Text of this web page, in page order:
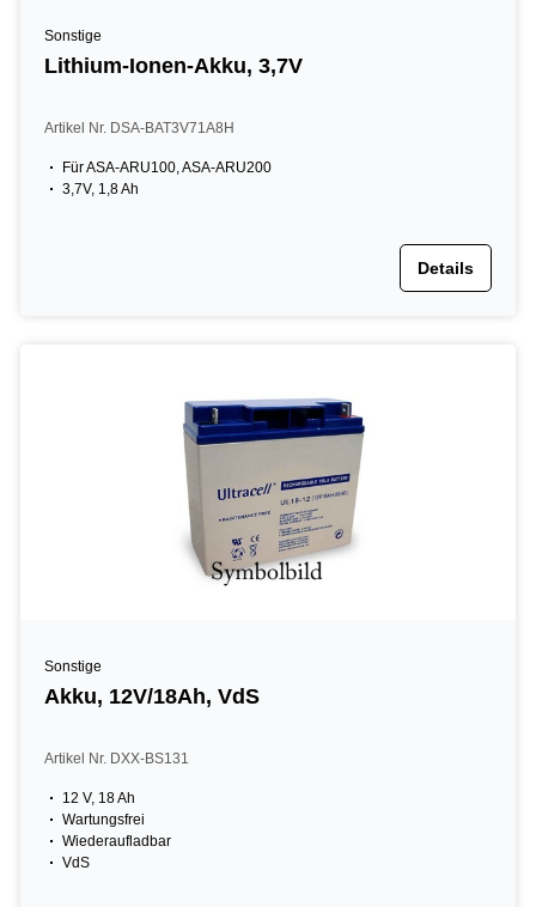
Sonstige
Lithium-Ionen-Akku, 3,7V
Artikel Nr. DSA-BAT3V71A8H
Für ASA-ARU100, ASA-ARU200
3,7V, 1,8 Ah
Details
Sonstige
Akku, 12V/18Ah, VdS
Artikel Nr. DXX-BS131
12 V, 18 Ah
Wartungsfrei
Wiederaufladbar
VdS